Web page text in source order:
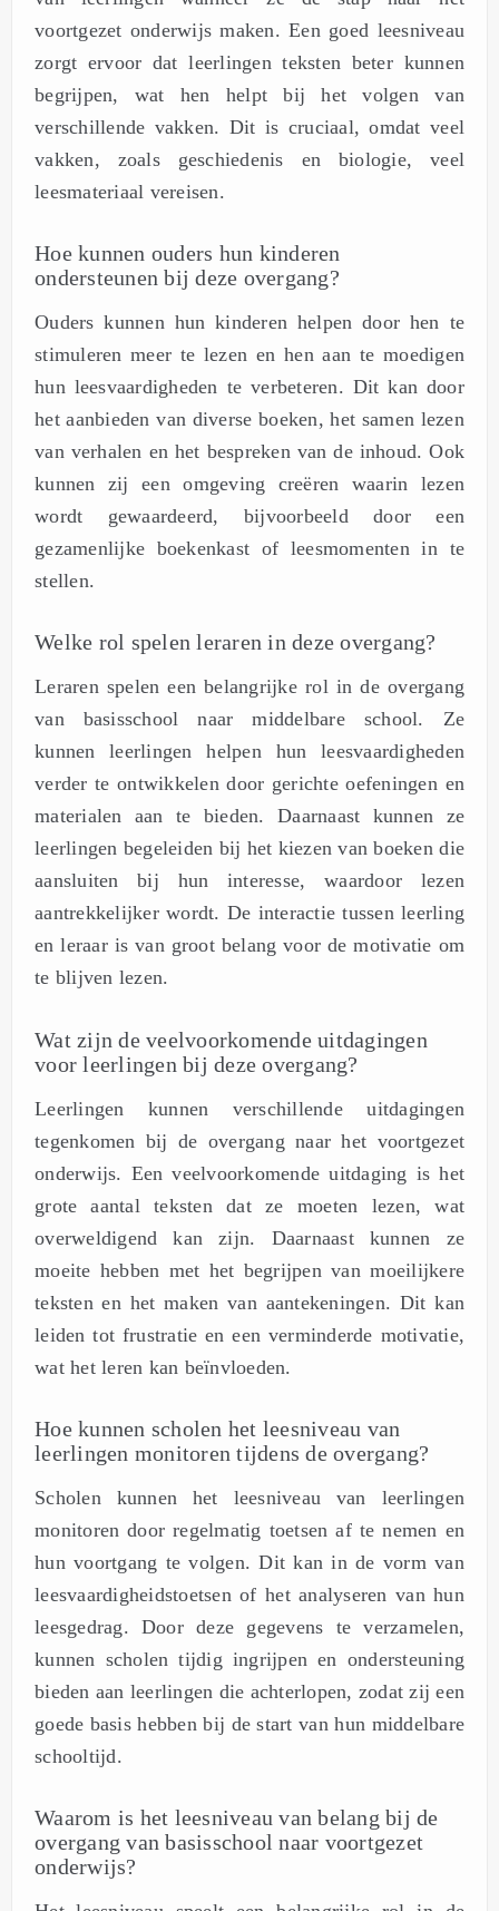
voortgezet onderwijs maken. Een goed leesniveau
zorgt ervoor dat leerlingen teksten beter kunnen
begrijpen, wat hen helpt bij het volgen van
verschillende vakken. Dit is cruciaal, omdat veel
vakken, zoals geschiedenis en biologie, veel
leesmateriaal vereisen.
Hoe kunnen ouders hun kinderen
ondersteunen bij deze overgang?
Ouders kunnen hun kinderen helpen door hen te
stimuleren meer te lezen en hen aan te moedigen
hun leesvaardigheden te verbeteren. Dit kan door
het aanbieden van diverse boeken, het samen lezen
van verhalen en het bespreken van de inhoud. Ook
kunnen zij een omgeving creëren waarin lezen
wordt gewaardeerd, bijvoorbeeld door een
gezamenlijke boekenkast of leesmomenten in te
stellen.
Welke rol spelen leraren in deze overgang?
Leraren spelen een belangrijke rol in de overgang
van basisschool naar middelbare school. Ze
kunnen leerlingen helpen hun leesvaardigheden
verder te ontwikkelen door gerichte oefeningen en
materialen aan te bieden. Daarnaast kunnen ze
leerlingen begeleiden bij het kiezen van boeken die
aansluiten bij hun interesse, waardoor lezen
aantrekkelijker wordt. De interactie tussen leerling
en leraar is van groot belang voor de motivatie om
te blijven lezen.
Wat zijn de veelvoorkomende uitdagingen
voor leerlingen bij deze overgang?
Leerlingen kunnen verschillende uitdagingen
tegenkomen bij de overgang naar het voortgezet
onderwijs. Een veelvoorkomende uitdaging is het
grote aantal teksten dat ze moeten lezen, wat
overweldigend kan zijn. Daarnaast kunnen ze
moeite hebben met het begrijpen van moeilijkere
teksten en het maken van aantekeningen. Dit kan
leiden tot frustratie en een verminderde motivatie,
wat het leren kan beïnvloeden.
Hoe kunnen scholen het leesniveau van
leerlingen monitoren tijdens de overgang?
Scholen kunnen het leesniveau van leerlingen
monitoren door regelmatig toetsen af te nemen en
hun voortgang te volgen. Dit kan in de vorm van
leesvaardigheidstoetsen of het analyseren van hun
leesgedrag. Door deze gegevens te verzamelen,
kunnen scholen tijdig ingrijpen en ondersteuning
bieden aan leerlingen die achterlopen, zodat zij een
goede basis hebben bij de start van hun middelbare
schooltijd.
Waarom is het leesniveau van belang bij de
overgang van basisschool naar voortgezet
onderwijs?